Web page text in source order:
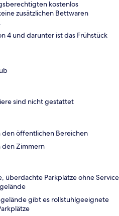
kostenlos
zusätzlichen Bettwaren
4 und darunter ist das Frühstück
sind nicht gestattet
den öffentlichen Bereichen
den Zimmern
überdachte Parkplätze ohne Service
gibt es rollstuhlgeeignete